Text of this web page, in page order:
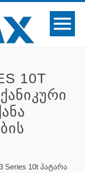
10T
Series 10t პატარა